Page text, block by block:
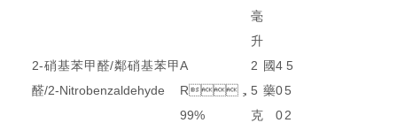
毫
升
2-硝基苯甲醛/鄰硝基苯甲
醛/2-Nitrobenzaldehyde
A
R，
99%
2
5
克
國
藥
4
0
0
5
5
2